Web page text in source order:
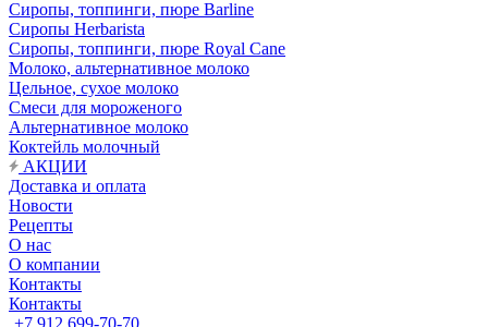
Сиропы, топпинги, пюре Barline
Сиропы Herbarista
Сиропы, топпинги, пюре Royal Cane
Молоко, альтернативное молоко
Цельное, сухое молоко
Смеси для мороженого
Альтернативное молоко
Коктейль молочный
АКЦИИ
Доставка и оплата
Новости
Рецепты
О нас
О компании
Контакты
Контакты
+7 912 699-70-70